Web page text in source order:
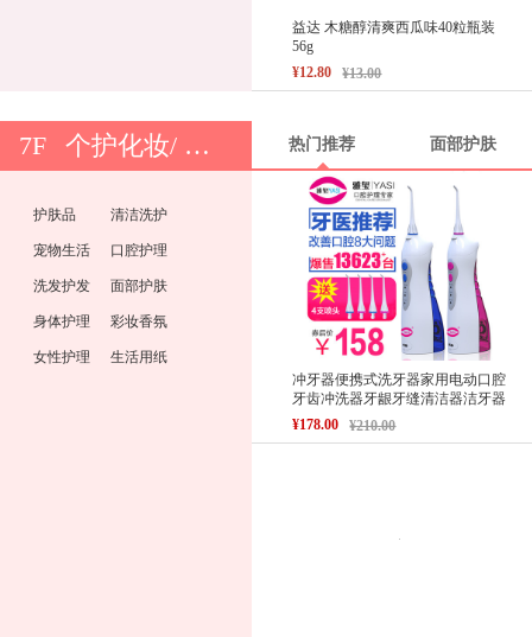
益达 木糖醇清爽西瓜味40粒瓶装
56g
¥12.80
¥13.00
7F 个护化妆/ 纸品清洁/ 宠物
护肤品 清洁洗护
宠物生活 口腔护理
洗发护发 面部护肤
身体护理 彩妆香氛
女性护理 生活用纸
热门推荐 面部护肤
冲牙器便携式洗牙器家用电动口腔
牙齿冲洗器牙龈牙缝清洁器洁牙器
¥178.00
¥210.00